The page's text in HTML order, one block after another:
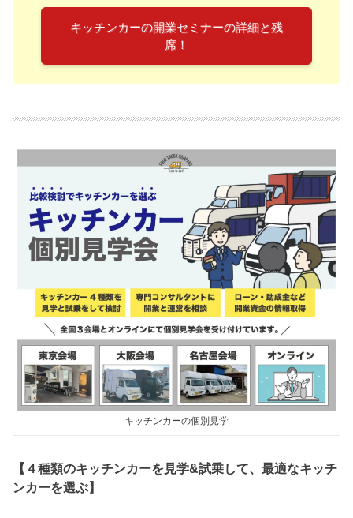
キッチンカーの開業セミナーの詳細と残
席！
キッチンカーの個別見学
【４種類のキッチンカーを見学&試乗して、最適なキッチ
ンカーを選ぶ】